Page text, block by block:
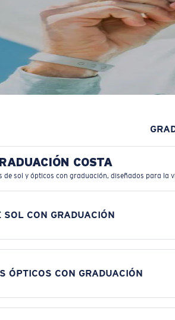
COSTA
de sol y ópticos con graduación, diseñados para
SOL CON GRADUACIÓN
ÓPTICOS CON GRADUACIÓN